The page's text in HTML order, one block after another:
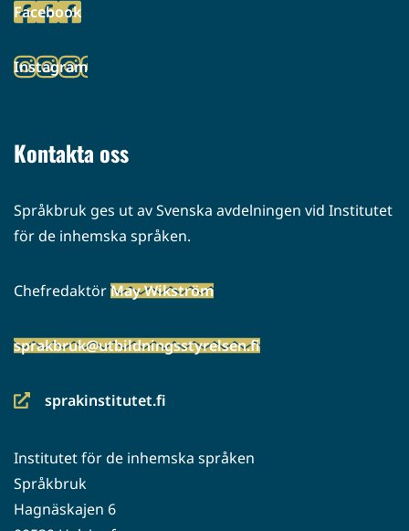
palveluun)
Facebook
(siirryt
palveluun)
Instagram
(siirryt
Kontakta oss
Språkbruk ges ut av Svenska avdelningen vid Institutet
för de inhemska språken.
ChefredaktörMay Wikström
sprakbruk@utbildningsstyrelsen.fi
sprakinstitutet.fi
(siirryt
palveluun)
Institutet för de inhemska språken
Språkbruk
Hagnäskajen 6